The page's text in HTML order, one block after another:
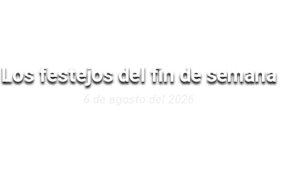
Los festejos del fin de semana